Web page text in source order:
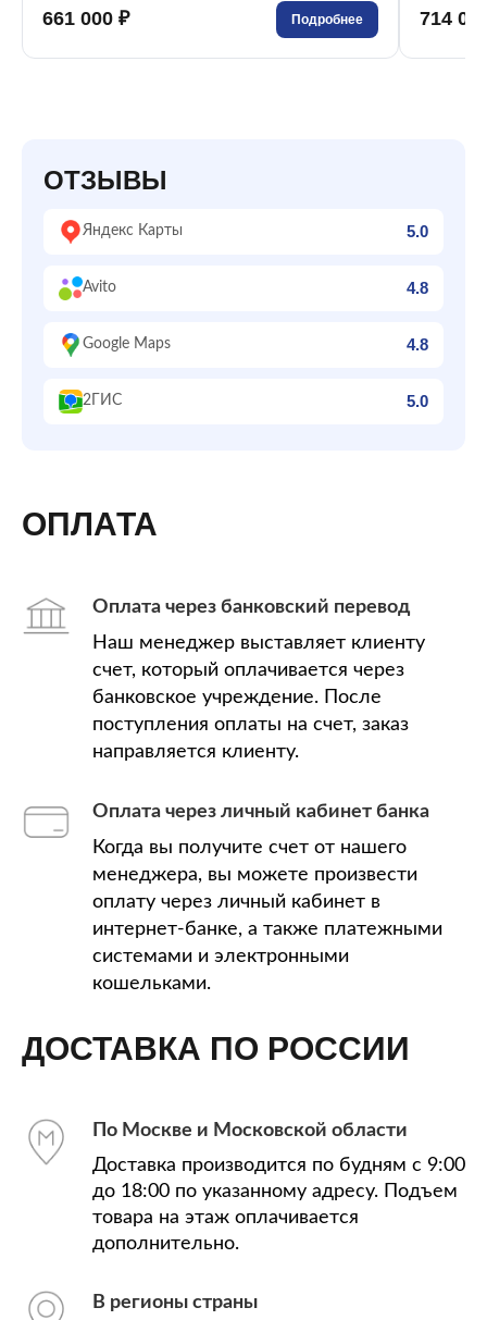
661 000 ₽ Подробнее 714
ОТЗЫВЫ
Яндекс Карты 5.0
Avito 4.8
Google Maps 4.8
2ГИС 5.0
ОПЛАТА
Оплата через банковский перевод
Наш менеджер выставляет клиенту
счет, который оплачивается через
банковское учреждение. После
поступления оплаты на счет, заказ
направляется клиенту.
Оплата через личный кабинет банка
Когда вы получите счет от нашего
менеджера, вы можете произвести
оплату через личный кабинет в
интернет-банке, а также платежными
системами и электронными
кошельками.
ДОСТАВКА ПО РОССИИ
По Москве и Московской области
Доставка производится по будням с 9:00
до 18:00 по указанному адресу. Подъем
товара на этаж оплачивается
дополнительно.
В регионы страны